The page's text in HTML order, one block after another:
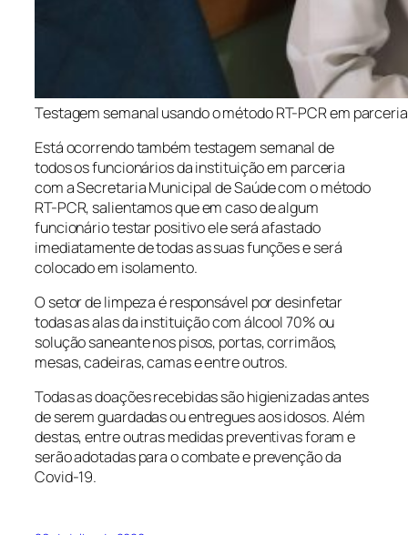
Testagem semanal usando o método RT-PCR em
Está ocorrendo também testagem semanal de
todos os funcionários da instituição em parceria
com a Secretaria Municipal de Saúde com o método
RT-PCR, salientamos que em caso de algum
funcionário testar positivo ele será afastado
imediatamente de todas as suas funções e será
colocado em isolamento.
O setor de limpeza é responsável por desinfetar
todas as alas da instituição com álcool 70% ou
solução saneante nos pisos, portas, corrimãos,
mesas, cadeiras, camas e entre outros.
Todas as doações recebidas são higienizadas antes
de serem guardadas ou entregues aos idosos. Além
destas, entre outras medidas preventivas foram e
serão adotadas para o combate e prevenção da
Covid-19.